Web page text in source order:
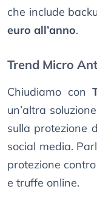
che include
euro all’anno.
Trend Micro
Chiudiamo con
un’altra
sulla protezione
social media.
protezione
e truffe online.